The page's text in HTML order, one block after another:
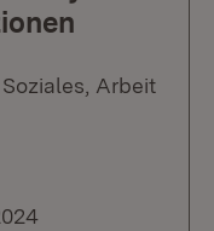
Arbeit